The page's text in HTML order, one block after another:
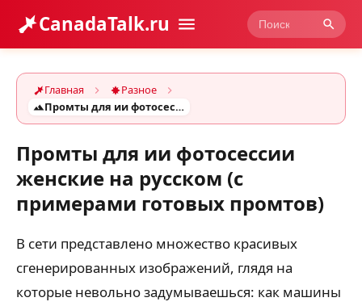
CanadaTalk.ru
Главная
Разное
Промты для ии фотосессии женские на русском (с примерами готовых промтов)
Промты для ии фотосессии
женские на русском (с
примерами готовых промтов)
В сети представлено множество красивых
сгенерированных изображений, глядя на
которые невольно задумываешься: как машины